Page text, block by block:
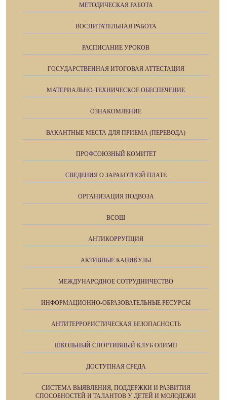
МЕТОДИЧЕСКАЯ РАБОТА
ВОСПИТАТЕЛЬНАЯ РАБОТА
РАСПИСАНИЕ УРОКОВ
ГОСУДАРСТВЕННАЯ ИТОГОВАЯ АТТЕСТАЦИЯ
МАТЕРИАЛЬНО-ТЕХНИЧЕСКОЕ ОБЕСПЕЧЕНИЕ
ОЗНАКОМЛЕНИЕ
ВАКАНТНЫЕ МЕСТА ДЛЯ ПРИЕМА (ПЕРЕВОДА)
ПРОФСОЮЗНЫЙ КОМИТЕТ
СВЕДЕНИЯ О ЗАРАБОТНОЙ ПЛАТЕ
ОРГАНИЗАЦИЯ ПОДВОЗА
ВСОШ
АНТИКОРРУПЦИЯ
АКТИВНЫЕ КАНИКУЛЫ
МЕЖДУНАРОДНОЕ СОТРУДНИЧЕСТВО
ИНФОРМАЦИОННО-ОБРАЗОВАТЕЛЬНЫЕ РЕСУРСЫ
АНТИТЕРРОРИСТИЧЕСКАЯ БЕЗОПАСНОСТЬ
ШКОЛЬНЫЙ СПОРТИВНЫЙ КЛУБ ОЛИМП
ДОСТУПНАЯ СРЕДА
СИСТЕМА ВЫЯВЛЕНИЯ, ПОДДЕРЖКИ И РАЗВИТИЯ
СПОСОБНОСТЕЙ И ТАЛАНТОВ У ДЕТЕЙ И МОЛОДЕЖИ